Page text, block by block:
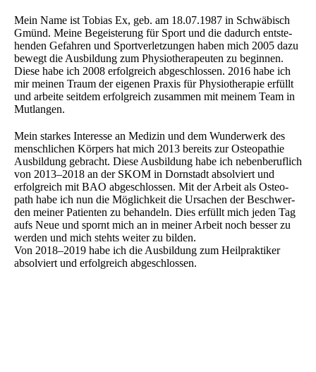
Mein Name ist Tobi­as Ex, geb. am 18.07.1987 in Schwä­bisch
Gmünd. Mei­ne Begeis­te­rung für Sport und die dadurch ent­ste­
hen­den Gefah­ren und Sport­ver­let­zun­gen haben mich 2005 dazu
bewegt die Aus­bil­dung zum Phy­sio­the­ra­peu­ten zu begin­nen.
Die­se habe ich 2008 erfolg­reich abge­schlos­sen. 2016 habe ich
mir mei­nen Traum der eige­nen Pra­xis für Phy­sio­the­ra­pie erfüllt
und arbei­te seit­dem erfolg­reich zusam­men mit mei­nem Team in
Mutlangen.
Mein star­kes Inter­es­se an Medi­zin und dem Wun­der­werk des
mensch­li­chen Kör­pers hat mich 2013 bereits zur Osteo­pa­thie
Aus­bil­dung gebracht. Die­se Aus­bil­dung habe ich neben­be­ruf­lich
von 2013–2018 an der SKOM in Dorn­stadt absol­viert und
erfolg­reich mit BAO abge­schlos­sen. Mit der Arbeit als Osteo­
path habe ich nun die Mög­lich­keit die Ursa­chen der Beschwer­
den mei­ner Pati­en­ten zu behan­deln. Dies erfüllt mich jeden Tag
aufs Neue und spornt mich an in mei­ner Arbeit noch bes­ser zu
wer­den und mich stehts wei­ter zu bilden.
Von 2018–2019 habe ich die Aus­bil­dung zum Heil­prak­ti­ker
absol­viert und erfolg­reich abgeschlossen.